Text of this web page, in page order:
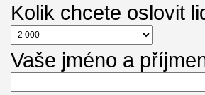
Kolik chcete oslovit
Vaše jméno a